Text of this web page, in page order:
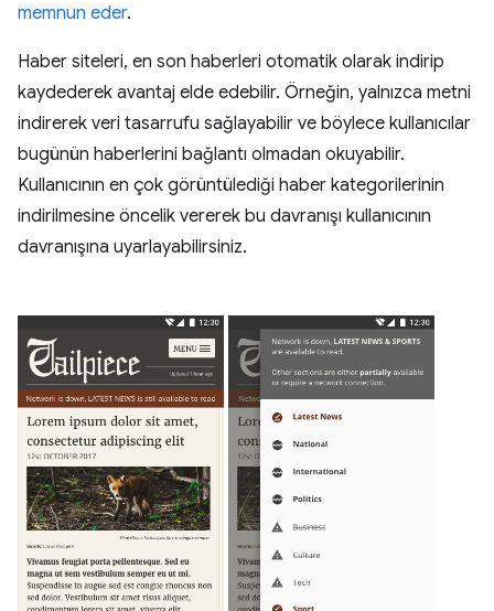
memnun eder.
Haber siteleri, en son haberleri otomatik olarak indirip
kaydederek avantaj elde edebilir. Örneğin, yalnızca metni
indirerek veri tasarrufu sağlayabilir ve böylece kullanıcılar
bugünün haberlerini bağlantı olmadan okuyabilir.
Kullanıcının en çok görüntülediği haber kategorilerinin
indirilmesine öncelik vererek bu davranışı kullanıcının
davranışına uyarlayabilirsiniz.